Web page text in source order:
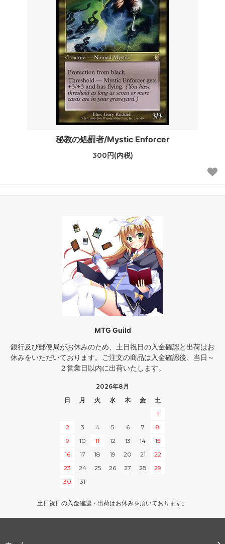
秘教の処罰者/Mystic Enforcer
300円(内税)
MTG Guild
銀行及び郵便局がお休みのため、土日祝日の入金確認と出荷はお
休みをいただいております。ご注文の商品は入金確認後、当日～
２営業日以内に出荷いたします。
2026年8月
日
月 火 水 木 金
土
1
2
3 4 5 6 7
8
9
10 11 12 13 14
15
16
17 18 19 20 21
22
23
24 25 26 27 28
29
30
31
土日祝日の入金確認・出荷はお休みを頂いております。